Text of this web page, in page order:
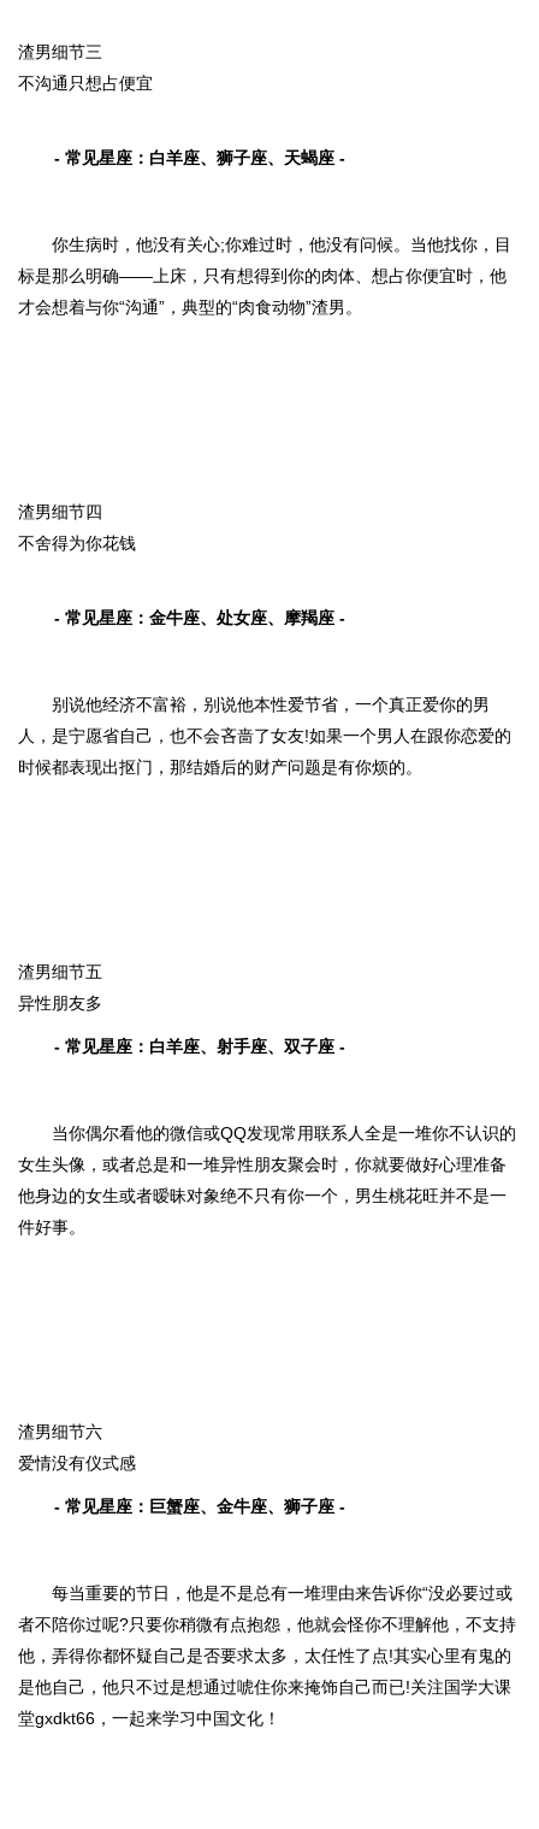
渣男细节三
不沟通只想占便宜
- 常见星座： 白羊座、狮子座、天蝎座 -
你生病时，他没有关心;你难过时，他没有问候。当他找你，目
标是那么明确——上床，只有想得到你的肉体、想占你便宜时，他
才会想着与你“沟通”，典型的“肉食动物”渣男。
渣男细节四
不舍得为你花钱
- 常见星座：金牛座、处女座、摩羯座 -
别说他经济不富裕，别说他本性爱节省，一个真正爱你的男
人，是宁愿省自己，也不会吝啬了女友!如果一个男人在跟你恋爱的
时候都表现出抠门，那结婚后的财产问题是有你烦的。
渣男细节五
异性朋友多
- 常见星座：白羊座、射手座、双子座 -
当你偶尔看他的微信或QQ发现常用联系人全是一堆你不认识的
女生头像，或者总是和一堆异性朋友聚会时，你就要做好心理准备
他身边的女生或者暧昧对象绝不只有你一个，男生桃花旺并不是一
件好事。
渣男细节六
爱情没有仪式感
- 常见星座：巨蟹座、金牛座、狮子座 -
每当重要的节日，他是不是总有一堆理由来告诉你“没必要过或
者不陪你过呢?只要你稍微有点抱怨，他就会怪你不理解他，不支持
他，弄得你都怀疑自己是否要求太多，太任性了点!其实心里有鬼的
是他自己，他只不过是想通过唬住你来掩饰自己而已!关注国学大课
堂gxdkt66，一起来学习中国文化！